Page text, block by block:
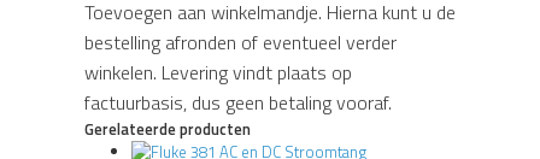
Toevoegen aan winkelmandje. Hierna kunt u de
bestelling afronden of eventueel verder
winkelen. Levering vindt plaats op
factuurbasis, dus geen betaling vooraf.
Gerelateerde producten